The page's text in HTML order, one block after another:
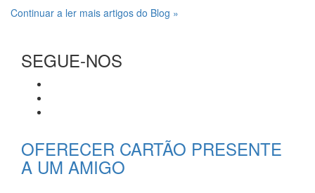
Continuar a ler mais artigos do Blog »
SEGUE-NOS
OFERECER CARTÃO PRESENTE
A UM AMIGO